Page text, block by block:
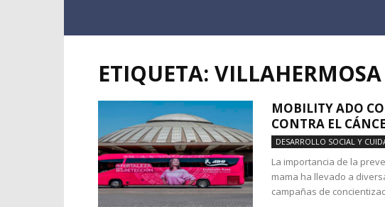
ETIQUETA: VILLAHERMOSA
MOBILITY ADO
CONTRA EL
DESARROLLO SOCIAL Y
La importancia de la
mama ha llevado a
campañas de